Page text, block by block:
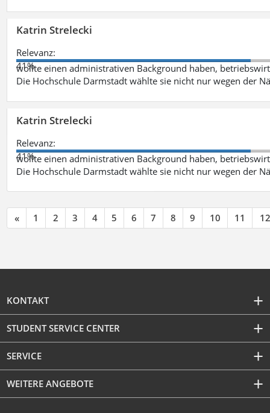
Katrin Strelecki
Relevanz:
41%
wollte einen administrativen Background haben,
Die Hochschule Darmstadt wählte sie nicht nur wegen der
Katrin Strelecki
Relevanz:
41%
wollte einen administrativen Background haben,
Die Hochschule Darmstadt wählte sie nicht nur wegen der
« 1 2 3 4 5 6 7 8 9 10 11 12
KONTAKT
STUDENT SERVICE CENTER
SERVICE
WEITERE ANGEBOTE